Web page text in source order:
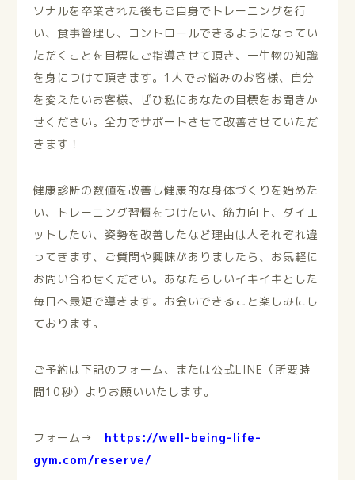
ソナルを卒業された後もご自身でトレーニングを行
い、食事管理し、コントロールできるようになってい
ただくことを目標にご指導させて頂き、一生物の知識
を身につけて頂きます。1人でお悩みのお客様、自分
を変えたいお客様、ぜひ私にあなたの目標をお聞きか
せください。全力でサポートさせて改善させていただ
きます！
健康診断の数値を改善し健康的な身体づくりを始めた
い、トレーニング習慣をつけたい、筋力向上、ダイエ
ットしたい、姿勢を改善したなど理由は人それぞれ違
ってきます、ご質問や興味がありましたら、お気軽に
お問い合わせください。あなたらしいイキイキとした
毎日へ最短で導きます。お会いできること楽しみにし
ております。
ご予約は下記のフォーム、または公式LINE（所要時
間10秒）よりお願いいたします。
フォーム→ https://well-being-life-
gym.com/reserve/